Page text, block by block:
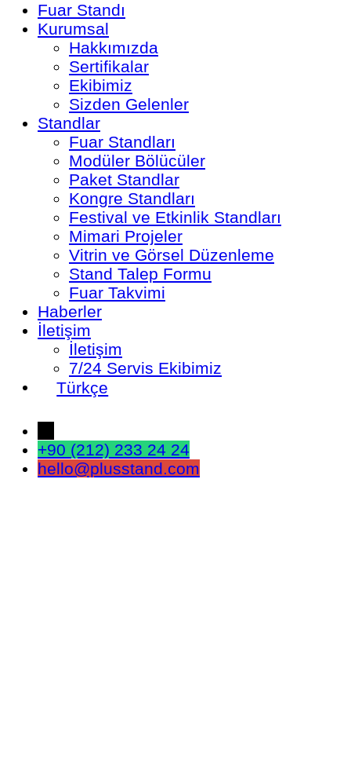
Fuar Standı
Kurumsal
Hakkımızda
Sertifikalar
Ekibimiz
Sizden Gelenler
Standlar
Fuar Standları
Modüler Bölücüler
Paket Standlar
Kongre Standları
Festival ve Etkinlik Standları
Mimari Projeler
Vitrin ve Görsel Düzenleme
Stand Talep Formu
Fuar Takvimi
Haberler
İletişim
İletişim
7/24 Servis Ekibimiz
Türkçe
+90 (212) 233 24 24
hello@plusstand.com